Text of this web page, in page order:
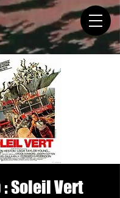
Soleil Vert